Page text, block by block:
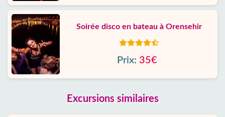
Soirée disco en bateau à Orensehir
Prix: 35€
Excursions similaires